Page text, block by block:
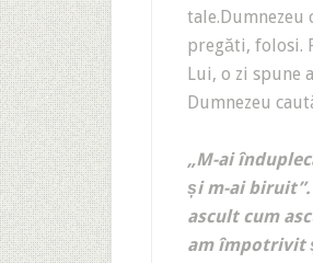
tale.Dumnezeu
pregăti, folosi.
Lui, o zi spune
Dumnezeu
„M-ai
și m-ai biruit”.
ascult cum
am împotrivit